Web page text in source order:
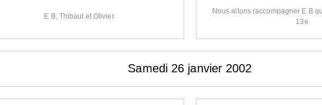
E B, Thibaut et Olivier
Nous allons raccompagner E B
13e
Samedi 26 janvier 2002